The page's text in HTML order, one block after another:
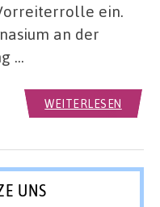
ein.
an der
…
WEITERLESEN
UNS